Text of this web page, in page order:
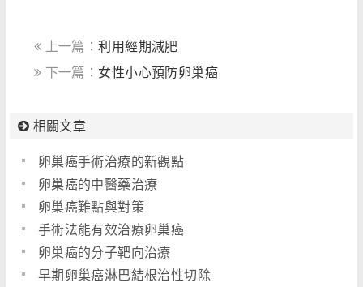
上一篇：利用經期減肥
下一篇： 女性小心預防卵巢癌
相關文章
卵巢癌手術治療的新觀點
卵巢癌的中醫藥治療
卵巢癌難點與對策
手術法能有效治療卵巢癌
卵巢癌的分子靶向治療
早期卵巢癌淋巴結根治性切除